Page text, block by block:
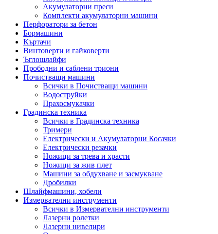
Акумулаторни преси
Комплекти акумулаторни машини
Перфоратори за бетон
Бормашини
Къртачи
Винтоверти и гайковерти
Ъглошлайфи
Прободни и саблени триони
Почистващи машини
Всички в Почистващи машини
Водоструйки
Прахосмукачки
Градинска техника
Всички в Градинска техника
Тримери
Електрически и Акумулаторни Косачки
Електрически резачки
Ножици за трева и храсти
Ножици за жив плет
Машини за обдухване и засмукване
Дробилки
Шлайфмашини, хобели
Измервателни инструменти
Всички в Измервателни инструменти
Лазерни ролетки
Лазерни нивелири